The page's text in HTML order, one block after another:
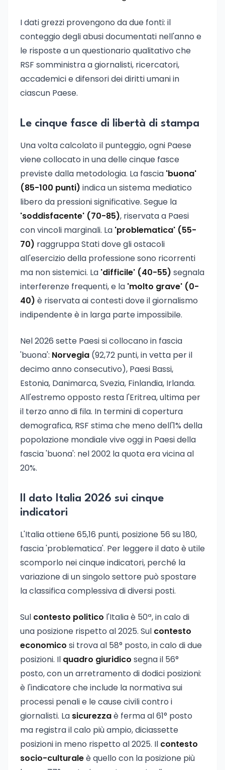
I dati grezzi provengono da due fonti: il
conteggio degli abusi documentati nell'anno e
le risposte a un questionario qualitativo che
RSF somministra a giornalisti, ricercatori,
accademici e difensori dei diritti umani in
ciascun Paese.
Le cinque fasce di libertà di stampa
Una volta calcolato il punteggio, ogni Paese
viene collocato in una delle cinque fasce
previste dalla metodologia. La fascia 'buona'
(85-100 punti) indica un sistema mediatico
libero da pressioni significative. Segue la
'soddisfacente' (70-85), riservata a Paesi
con vincoli marginali. La 'problematica' (55-
70) raggruppa Stati dove gli ostacoli
all'esercizio della professione sono ricorrenti
ma non sistemici. La 'difficile' (40-55) segnala
interferenze frequenti, e la 'molto grave' (0-
40) è riservata ai contesti dove il giornalismo
indipendente è in larga parte impossibile.
Nel 2026 sette Paesi si collocano in fascia
'buona': Norvegia (92,72 punti, in vetta per il
decimo anno consecutivo), Paesi Bassi,
Estonia, Danimarca, Svezia, Finlandia, Irlanda.
All'estremo opposto resta l'Eritrea, ultima per
il terzo anno di fila. In termini di copertura
demografica, RSF stima che meno dell'1% della
popolazione mondiale vive oggi in Paesi della
fascia 'buona': nel 2002 la quota era vicina al
20%.
Il dato Italia 2026 sui cinque
indicatori
L'Italia ottiene 65,16 punti, posizione 56 su 180,
fascia 'problematica'. Per leggere il dato è utile
scomporlo nei cinque indicatori, perché la
variazione di un singolo settore può spostare
la classifica complessiva di diversi posti.
Sul contesto politico l'Italia è 50ª, in calo di
una posizione rispetto al 2025. Sul contesto
economico si trova al 58° posto, in calo di due
posizioni. Il quadro giuridico segna il 56°
posto, con un arretramento di dodici posizioni:
è l'indicatore che include la normativa sui
processi penali e le cause civili contro i
giornalisti. La sicurezzaè ferma al 61° posto
ma registra il calo più ampio, diciassette
posizioni in meno rispetto al 2025. Il contesto
socio-culturaleè quello con la posizione più